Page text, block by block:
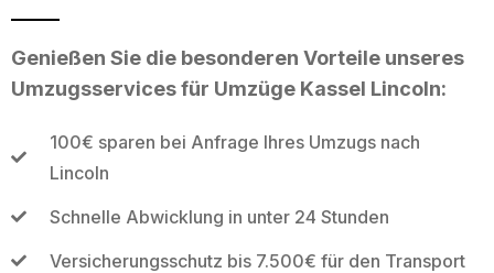
Genießen Sie die besonderen Vorteile unseres
Umzugsservices für Umzüge Kassel Lincoln:
100€ sparen bei Anfrage Ihres Umzugs nach
Lincoln
Schnelle Abwicklung in unter 24 Stunden
Versicherungsschutz bis 7.500€ für den Transport